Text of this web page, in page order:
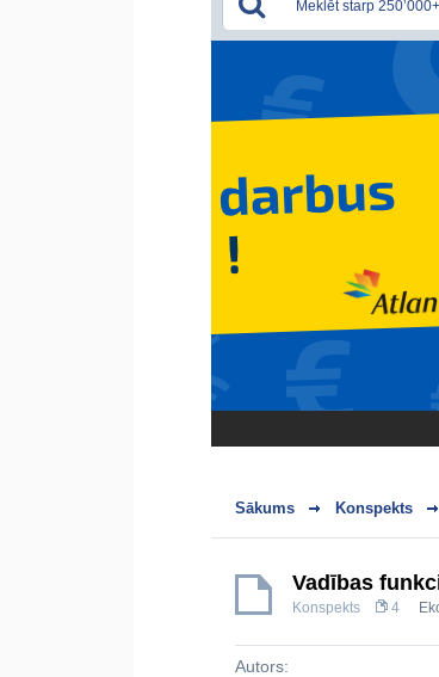
Sākums Konspekts
Vadības
Konspekts 4
Autors: